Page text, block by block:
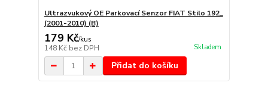
Ultrazvukový OE Parkovací Senzor FIAT Stilo 192_
(2001-2010) (B)
179 Kč/kus
148 Kč bez DPH Skladem
Přidat do košíku